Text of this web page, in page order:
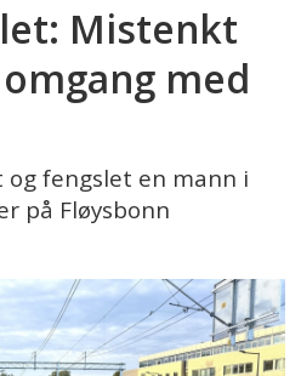
Mistenkt
med
fengslet en mann i
på Fløysbonn